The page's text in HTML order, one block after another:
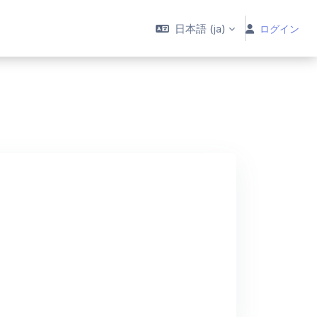
日本語 ‎(ja)‎ ログイン